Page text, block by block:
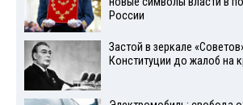
России
Застой в зеркале
Конституции до жалоб на